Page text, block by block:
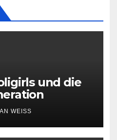
und die
WEISS